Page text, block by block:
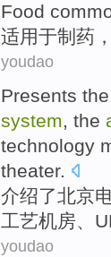
Food
适用于制药 ，
youdao
Presents the
system, the
technology
theater.
介绍了北京
工艺机房、
youdao